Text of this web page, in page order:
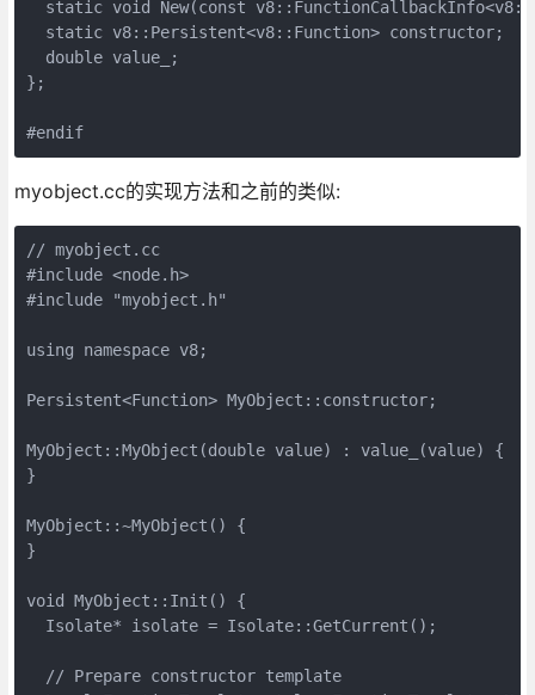
static void New(const
  static v8::Persistent<v8::Function> constructor;
  double value_;
};
#endif
myobject.cc的实现方法和之前的类似:
// myobject.cc
#include <node.h>
#include "myobject.h"
using namespace v8;
Persistent<Function> MyObject::constructor;
MyObject::MyObject(double value) : value_(value) {
}
MyObject::~MyObject() {
}
void MyObject::Init() {
  Isolate* isolate = Isolate::GetCurrent();
  // Prepare constructor template